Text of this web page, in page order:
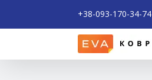
+38-093-170-34-74